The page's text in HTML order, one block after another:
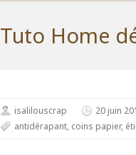
Tuto Home
isalilouscrap 20 juin
antidérapant, coins papier,